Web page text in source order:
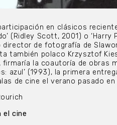
en clásicos
(Ridley Scott, 2001) o
director de fotografía de
también polaco Krzysztof
la coautoría de obras
azul’ (1993), la primera
de cine el verano pasado en
el cine